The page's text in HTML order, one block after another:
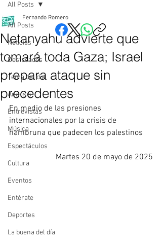
All Posts
Noticias
Destacados
Tema del dia
Analisis
Entrevistas
Música
Espectáculos
Cultura
Eventos
Entérate
Deportes
La buena del día
All Posts
Netanyahu advierte que
tomará toda Gaza; Israel
prepara ataque sin
precedentes
Fernando Romero
En medio de las presiones
internacionales por la crisis de
hambruna que padecen los palestinos
Martes 20 de mayo de 2025